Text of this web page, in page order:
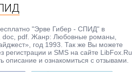
"Эрве Гибер - СПИД" в
doc, pdf. Жанр: Любовные романы,
год 1993. Так же Вы можете
регистрации и SMS на сайте LibFox.Ru
описание и ознакомиться с отзывами.